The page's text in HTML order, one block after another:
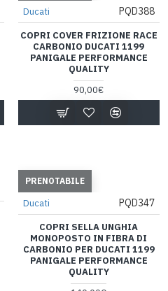
Ducati PQD388
COPRI COVER FRIZIONE RACE
CARBONIO DUCATI 1199
PANIGALE PERFORMANCE
QUALITY
90,00€
PRENOTABILE
Ducati PQD347
COPRI SELLA UNGHIA
MONOPOSTO IN FIBRA DI
CARBONIO PER DUCATI 1199
PANIGALE PERFORMANCE
QUALITY